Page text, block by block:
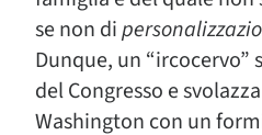
se non di
Dunque, un “ircocervo”
del Congresso e
Washington con un